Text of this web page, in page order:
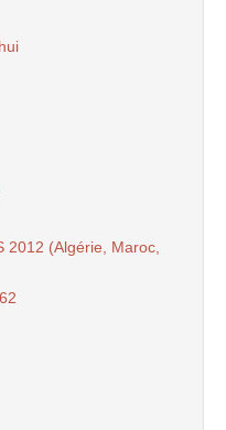
2012 (Algérie, Maroc,